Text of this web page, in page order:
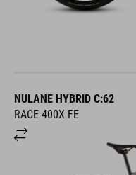
NULANE HYBRID C:62
RACE 400X FE